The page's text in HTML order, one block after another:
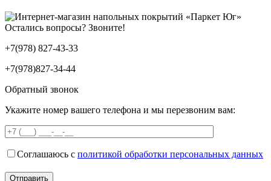
Остались вопросы? Звоните!
+7(978) 827-43-33
+7(978)827-34-44
Обратный звонок
Укажите номер вашего телефона и мы перезвоним вам:
Соглашаюсь с политикой обработки персональных данных